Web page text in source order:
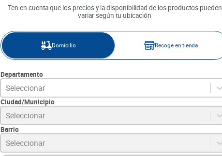
Ten en cuenta que los precios y la disponibilidad de los productos pueden
variar según tu ubicación
Domicilio Recoge en tienda
Departamento
Seleccionar
Ciudad/Municipio
Seleccionar
Barrio
Seleccionar